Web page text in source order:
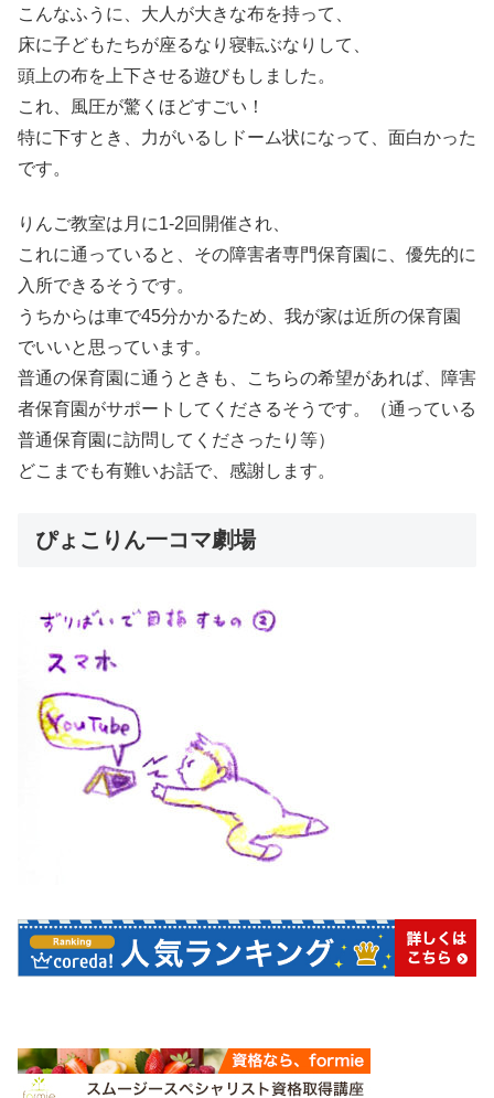
こんなふうに、大人が大きな布を持って、
床に子どもたちが座るなり寝転ぶなりして、
頭上の布を上下させる遊びもしました。
これ、風圧が驚くほどすごい！
特に下すとき、力がいるしドーム状になって、面白かった
です。
りんご教室は月に1-2回開催され、
これに通っていると、その障害者専門保育園に、優先的に
入所できるそうです。
うちからは車で45分かかるため、我が家は近所の保育園
でいいと思っています。
普通の保育園に通うときも、こちらの希望があれば、障害
者保育園がサポートしてくださるそうです。（通っている
普通保育園に訪問してくださったり等）
どこまでも有難いお話で、感謝します。
ぴょこりん一コマ劇場